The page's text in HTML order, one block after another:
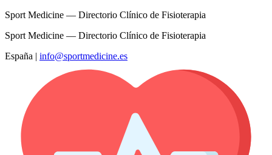
Sport Medicine — Directorio Clínico de Fisioterapia
Sport Medicine — Directorio Clínico de Fisioterapia
España | info@sportmedicine.es